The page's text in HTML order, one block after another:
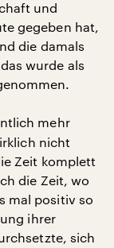
und
gegeben hat,
die damals
wurde als
mehr
nicht
Zeit komplett
die Zeit, wo
mal positiv so
ihrer
sich